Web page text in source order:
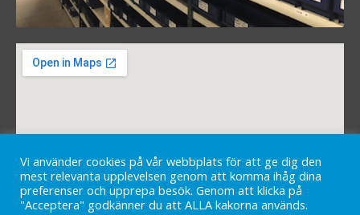
Vi använder cookies på vår webbplats för att ge dig den
mest relevanta upplevelsen genom att komma ihåg dina
preferenser och upprepa besök. Genom att klicka på
"Acceptera" godkänner du att ALLA kakorna används.